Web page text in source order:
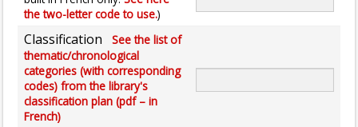
the two-letter code to use.)
Classification
See the list of
thematic/chronological
categories (with corresponding
codes) from the library's
classification plan (pdf – in
French)